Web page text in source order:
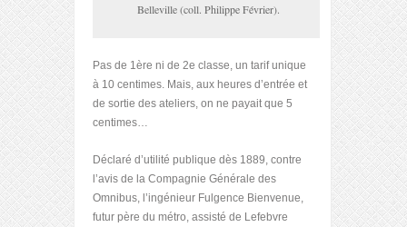
Belleville (coll. Philippe Février).
Pas de 1ère ni de 2e classe, un tarif unique
à 10 centimes. Mais, aux heures d’entrée et
de sortie des ateliers, on ne payait que 5
centimes…
Déclaré d’utilité publique dès 1889, contre
l’avis de la Compagnie Générale des
Omnibus, l’ingénieur Fulgence Bienvenue,
futur père du métro, assisté de Lefebvre